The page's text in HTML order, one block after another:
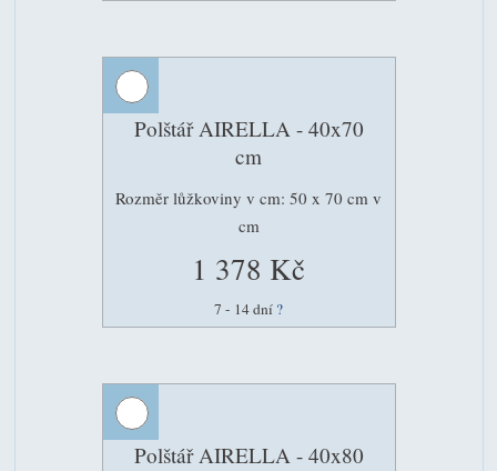
Polštář AIRELLA - 40x70
cm
Rozměr lůžkoviny v cm: 50 x 70 cm v
cm
1 378 Kč
7 - 14 dní ?
Polštář AIRELLA - 40x80